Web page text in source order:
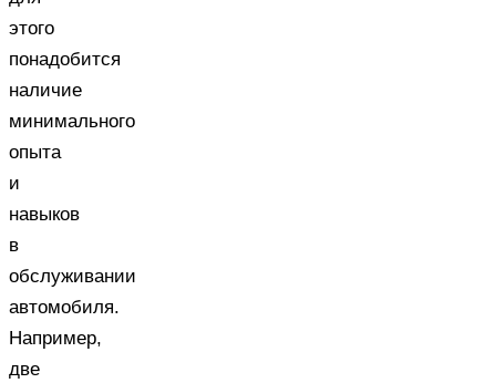
этого
понадобится
наличие
минимального
опыта
и
навыков
в
обслуживании
автомобиля.
Например,
две